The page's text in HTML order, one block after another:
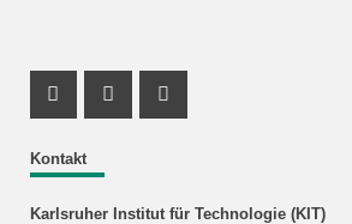
Kontakt
Karlsruher Institut für Technologie (KIT)